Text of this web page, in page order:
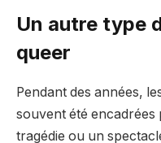
Un autre type
queer
Pendant des années,
souvent été
tragédie ou un